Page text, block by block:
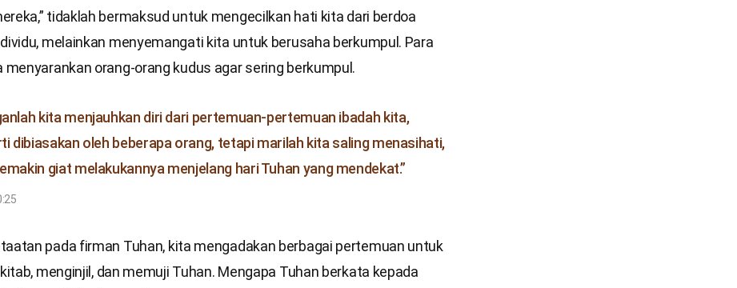
tidaklah bermaksud untuk mengecilkan hati kita dari berdoa
melainkan menyemangati kita untuk berusaha berkumpul. Para
menyarankan orang-orang kudus agar sering berkumpul.
kita menjauhkan diri dari pertemuan-pertemuan ibadah kita,
dibiasakan oleh beberapa orang, tetapi marilah kita saling menasihati,
giat melakukannya menjelang hari Tuhan yang mendekat.”
pada firman Tuhan, kita mengadakan berbagai pertemuan untuk
menginjil, dan memuji Tuhan. Mengapa Tuhan berkata kepada